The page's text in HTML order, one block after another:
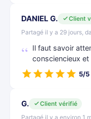
DANIEL G.
Client
Partagé il y a 29 jours,
Il faut savoir
consciencieux
5/5
G.
Client vérifié
Partagé il y a environ 1